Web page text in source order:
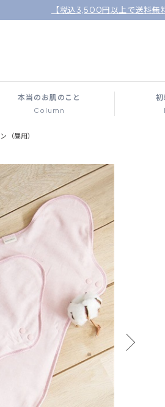
【税込3,500円以上で送料無
本当のお肌のこと
Column
初
（昼用）